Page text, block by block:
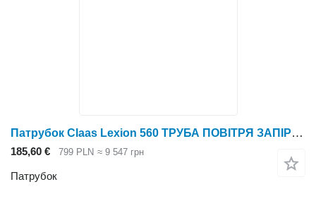
Патрубок Claas Lexion 560 ТРУБА ПОВІТРЯ ЗАПІРНИКА 0007963730 (Двигун; система f до зернозбирального комбайна Claas Lexion 560
185,60 € 799 PLN ≈ 9 547 грн
Патрубок